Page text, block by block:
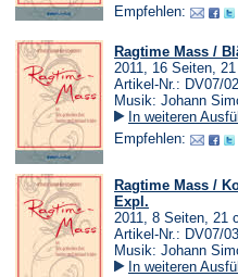
Empfehlen:
Ragtime Mass /
2011, 16 Seiten,
Artikel-Nr.: DV07/02
Musik: Johann
In weiteren
Empfehlen:
Ragtime Mass /
Expl.
2011, 8 Seiten, 21
Artikel-Nr.: DV07/03
Musik: Johann
In weiteren